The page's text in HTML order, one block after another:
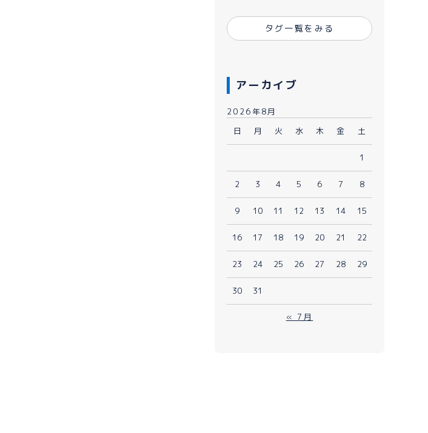
080-1481-9900
メールで予約 WEBで予約
タグ一覧をみる
アーカイブ
2026年8月
日
月 火 水 木 金 土
1
2 3 4 5 6 7 8
9 10 11 12 13 14 15
16 17 18 19 20 21 22
23 24 25 26 27 28 29
30 31
« 7月